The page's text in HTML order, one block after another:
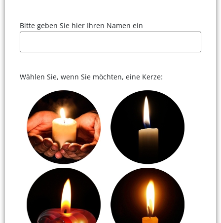
Bitte geben Sie hier Ihren Namen ein
Wählen Sie, wenn Sie möchten, eine Kerze: